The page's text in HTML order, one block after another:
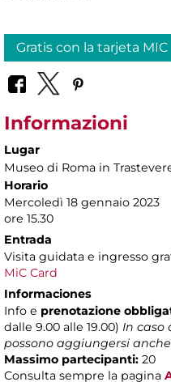
Gratis con la tarjeta MIC
Informazioni
Lugar
Museo di Roma in
Horario
Mercoledì 18 gennaio 2023
ore 15.30
Entrada
Visita guidata e ingresso
MiC Card
Informaciones
Info e prenotazione
dalle 9.00 alle 19.00) In caso
possono aggiungersi
Massimo partecipanti: 20
Consulta sempre la pagina